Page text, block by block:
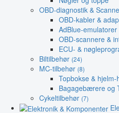
OBD-diagnostik &
OBD-kabler &
AdBlue-emulatorer
OBD-scannere &
ECU- &
Biltilbehør (24)
MC-tilbehør (8)
Topbokse & hjelm-
Bagagebærere og
Cykeltilbehør (7)